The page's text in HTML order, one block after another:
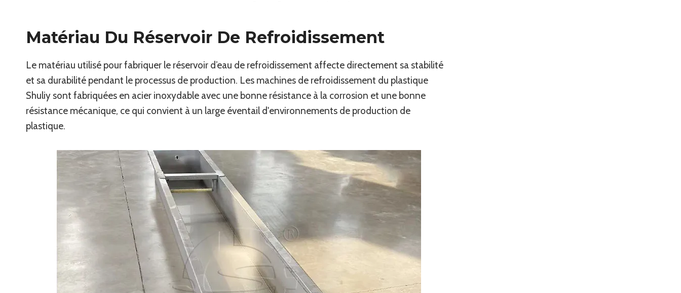
Matériau Du Réservoir De Refroidissement
Le matériau utilisé pour fabriquer le réservoir d’eau de refroidissement affecte directement sa stabilité
et sa durabilité pendant le processus de production. Les machines de refroidissement du plastique
Shuliy sont fabriquées en acier inoxydable avec une bonne résistance à la corrosion et une bonne
résistance mécanique, ce qui convient à un large éventail d'environnements de production de
plastique.